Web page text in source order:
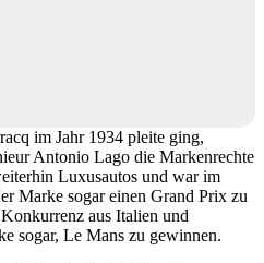
im Jahr 1934 pleite ging,
Antonio Lago die Markenrechte
Luxusautos und war im
Marke sogar einen Grand Prix zu
aus Italien und
sogar, Le Mans zu gewinnen.